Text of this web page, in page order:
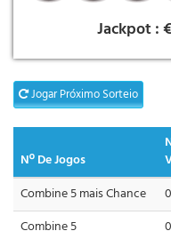
Jackpot :
Jogar Próximo Sorteio
Nº De Jogos
Combine 5 mais Chance
0
Combine 5 0